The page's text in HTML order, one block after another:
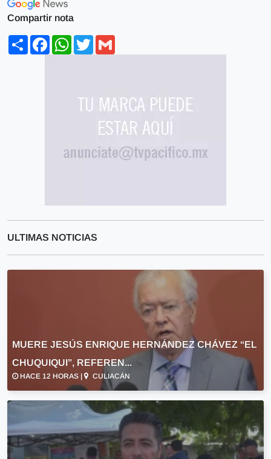
Compartir nota
ShareFacebookWhatsApp
Twitter
ULTIMAS NOTICIAS
MUERE JESÚS ENRIQUE HERNÁNDEZ CHÁVEZ “EL
CHUQUIQUI”, REFEREN...
HACE 12 HORAS | CULIACÁN